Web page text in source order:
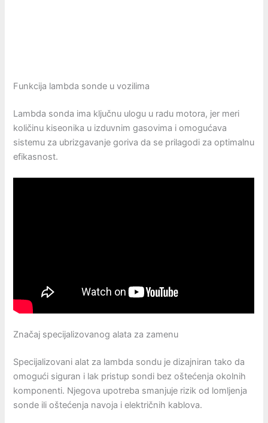
Funkcija lambda sonde u vozilima
Lambda sonda ima ključnu ulogu u radu motora, jer meri
količinu kiseonika u izduvnim gasovima i omogućava
sistemu za ubrizgavanje goriva da se prilagodi za optimalnu
efikasnost.
Značaj specijalizovanog alata za zamenu
Specijalizovani alat za lambda sondu je dizajniran tako da
omogući siguran i lak pristup sondi bez oštećenja okolnih
komponenti. Njegova upotreba smanjuje rizik od lomljenja
sonde ili oštećenja navoja i električnih kablova.